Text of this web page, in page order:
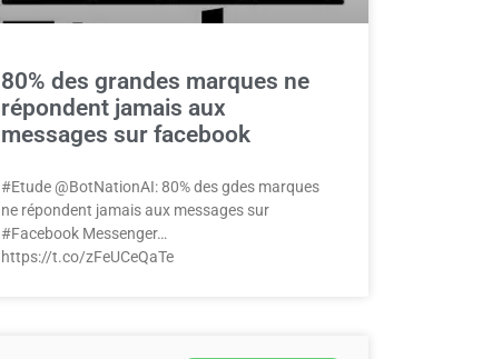
80% des grandes marques ne
répondent jamais aux
messages sur facebook
#Etude @BotNationAI: 80% des gdes marques
ne répondent jamais aux messages sur
#Facebook Messenger…
https://t.co/zFeUCeQaTe